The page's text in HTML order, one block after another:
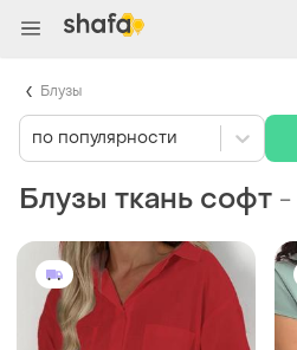
Блузы ткань софт -
по популярности
Блузы